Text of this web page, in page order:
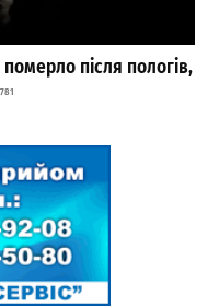
після пологів,